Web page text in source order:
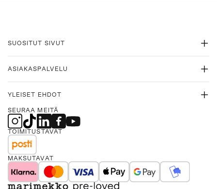
SUOSITUT SIVUT
ASIAKASPALVELU
YLEISET EHDOT
SEURAA MEITÄ
TOIMITUSTAVAT
MAKSUTAVAT